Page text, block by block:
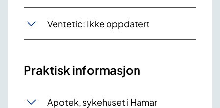
Ventetid: Ikke oppdatert
Praktisk informasjon
Apotek, sykehuset i Hamar